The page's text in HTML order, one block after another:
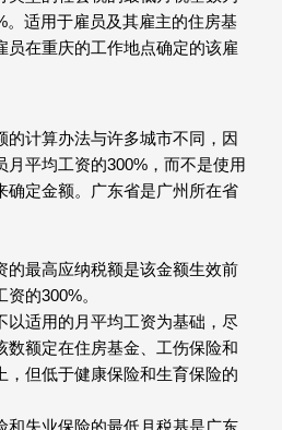
。适用于雇员及其雇主的住房基
员在重庆的工作地点确定的该雇
的计算办法与许多城市不同，因
月平均工资的300%，而不是使用
确定金额。广东省是广州所在省
的最高应纳税额是该金额生效前
的300%。
以适用的月平均工资为基础，尽
数额定在住房基金、工伤保险和
，但低于健康保险和生育保险的
和失业保险的最低月税基是广东